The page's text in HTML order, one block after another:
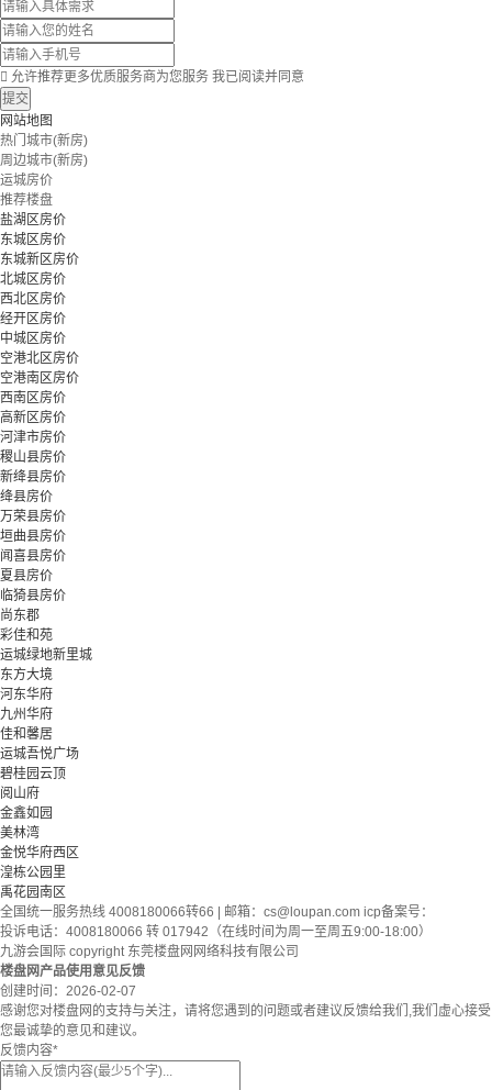
 允许推荐更多优质服务商为您服务 我已阅读并同意
提交
网站地图
热门城市(新房)
周边城市(新房)
运城房价
推荐楼盘
盐湖区房价
东城区房价
东城新区房价
北城区房价
西北区房价
经开区房价
中城区房价
空港北区房价
空港南区房价
西南区房价
高新区房价
河津市房价
稷山县房价
新绛县房价
绛县房价
万荣县房价
垣曲县房价
闻喜县房价
夏县房价
临猗县房价
尚东郡
彩佳和苑
运城绿地新里城
东方大境
河东华府
九州华府
佳和馨居
运城吾悦广场
碧桂园云顶
阅山府
金鑫如园
美林湾
金悦华府西区
湟栋公园里
禹花园南区
全国统一服务热线 4008180066转66 | 邮箱： cs@loupan.com icp备案号：
投诉电话：4008180066 转 017942（在线时间为周一至周五9:00-18:00）
九游会国际 copyright 东莞楼盘网网络科技有限公司
楼盘网产品使用意见反馈
创建时间： 2026-02-07
感谢您对楼盘网的支持与关注，请将您遇到的问题或者建议反馈给我们,我们虚心接受
您最诚挚的意见和建议。
反馈内容*